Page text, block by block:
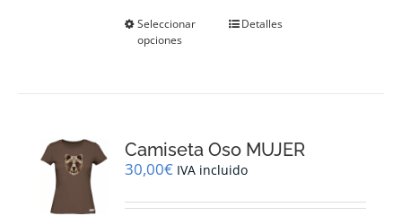
Seleccionar
opciones
Este
se
pueden
en
Detalles
Camiseta Oso MUJER
30,00€ IVA incluido